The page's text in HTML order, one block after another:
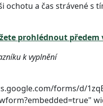
ochotu a čas strávené s
prohlédnout předem
k vyplnění
forms/d/